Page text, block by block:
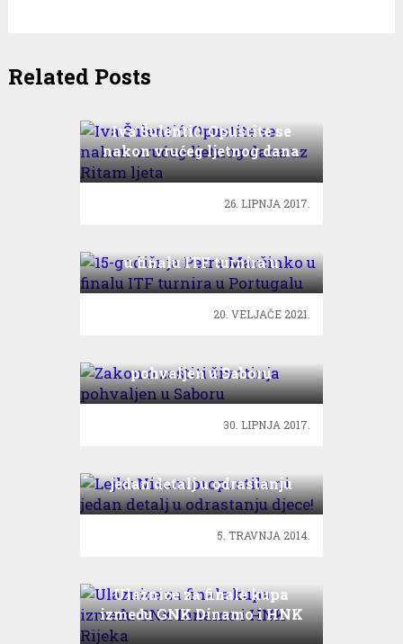
Related Posts
Iva Šulentić: Opustite se
nakon vrućeg ljetnog dana
uz Ritam ljeta
26. LIPNJA 2017.
u finalu ITF turnira u
Portugalu
20. VELJAČE 2021.
pohvaljen u Saboru
30. LIPNJA 2017.
jedan detalj u odrastanju
djece!
5. TRAVNJA 2014.
Ulaznice za finale kupa
između GNK Dinamo i HNK
Rijeka